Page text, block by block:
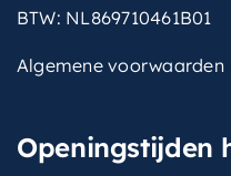
BTW: NL869710461B01
Algemene voorwaarden
Openingstijden